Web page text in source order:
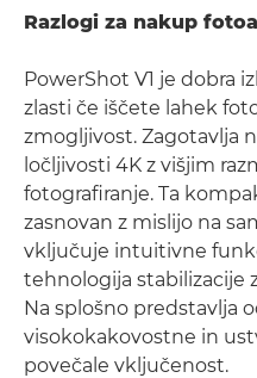
Razlogi za nakup
PowerShot V1 je dobra
zlasti če iščete lahek
zmogljivost. Zagotavlja
ločljivosti 4K z višjim
fotografiranje. Ta
zasnovan z mislijo na
vključuje intuitivne
tehnologija stabilizacije
Na splošno predstavlja
visokokakovostne in
povečale vključenost.